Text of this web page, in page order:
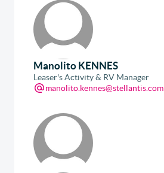
Manolito KENNES
Leaser's Activity & RV Manager
manolito.kennes@stellantis.com